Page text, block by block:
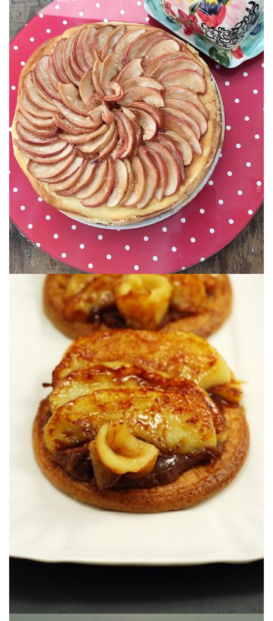
APPLE CARAMEL CHEESECAKE –
CHEESECAKE POMMES RÔTIES
CARAMEL AU BEURRE SALÉ
C’est un cheesecake crémeux qui a de la tenue et c’est sans aucun
doute sa cuisson au four à la vapeur qui contribue à sa texture.
Pour la petite touche automnale, j’ai choisi de compléter ce
cheesecake par des pommes caramélisées et un délicieux caramel
au beurre salé.
TARTELETTE SUPER RAPIDE
POMMES & CARAMEL AU BEURRE
SALÉ
Un petit goûter sans prétention réalisé à un retour de vacances en
Bretagne.
La combinaison pommes, caramel au beurre salé et galettes
bretonnes est toute simple mais très efficace! Ça vous tente?